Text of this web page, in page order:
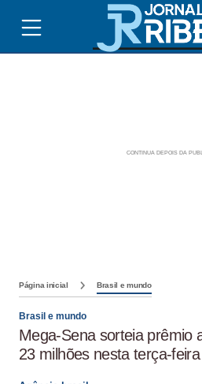
Página inicial Brasil e mundo
Brasil e mundo
Mega-Sena sorteia prêmio
23 milhões nesta terça-feira